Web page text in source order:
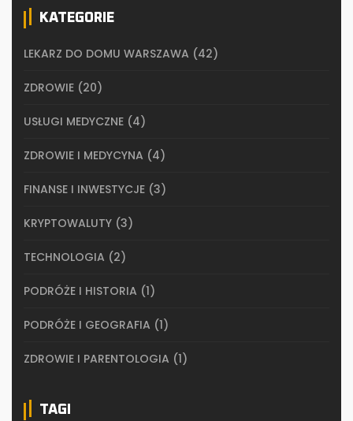
KATEGORIE
LEKARZ DO DOMU WARSZAWA (42)
ZDROWIE (20)
USŁUGI MEDYCZNE (4)
ZDROWIE I MEDYCYNA (4)
FINANSE I INWESTYCJE (3)
KRYPTOWALUTY (3)
TECHNOLOGIA (2)
PODRÓŻE I HISTORIA (1)
PODRÓŻE I GEOGRAFIA (1)
ZDROWIE I PARENTOLOGIA (1)
TAGI